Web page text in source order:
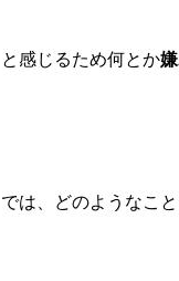
と感じるため何とか
では、どのようなこ